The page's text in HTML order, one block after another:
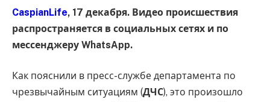
CaspianLife, 17 декабря. Видео происшествия
распространяется в социальных сетях и по
мессенджеру WhatsApp.
Как пояснили в пресс-службе департамента по
чрезвычайным ситуациям (ДЧС), это произошло